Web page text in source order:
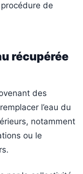
de
récupérée
des
l’eau du
notamment
ou le